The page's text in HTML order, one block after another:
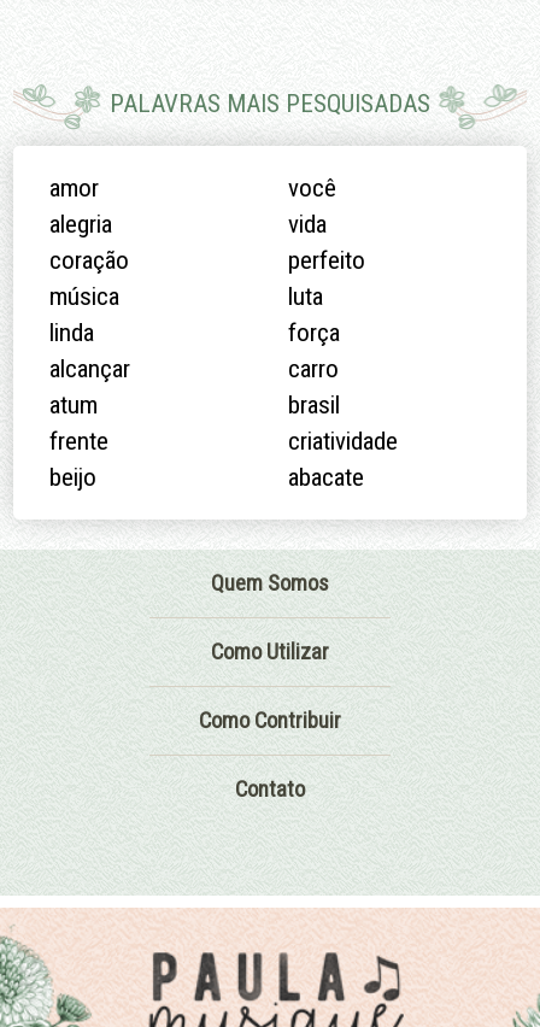
PALAVRAS MAIS PESQUISADAS
amor
você
alegria
vida
coração
perfeito
música
luta
linda
força
alcançar
carro
atum
brasil
frente
criatividade
beijo
abacate
Quem Somos
Como Utilizar
Como Contribuir
Contato